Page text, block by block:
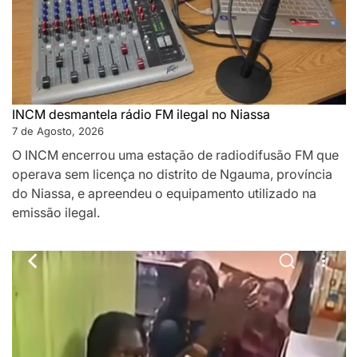
INCM desmantela rádio FM ilegal no Niassa
7 de Agosto, 2026
O INCM encerrou uma estação de radiodifusão FM que
operava sem licença no distrito de Ngauma, província
do Niassa, e apreendeu o equipamento utilizado na
emissão ilegal.